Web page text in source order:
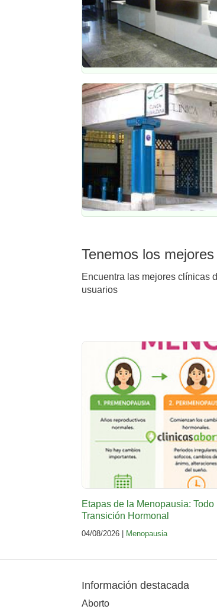
Tenemos los
Encuentra las mejores clínicas
usuarios
Etapas de la Menopausia:
Transición Hormonal
04/08/2026 | Menopausia
Información destacada
Aborto